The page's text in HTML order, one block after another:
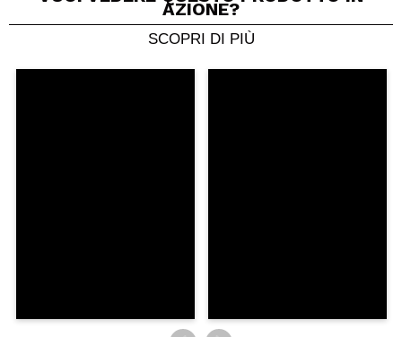
Condividi un video o una foto
Il tuo video potrebbe essere il primo. Immaginalo...
AZIONE?
SCOPRI DI PIÙ